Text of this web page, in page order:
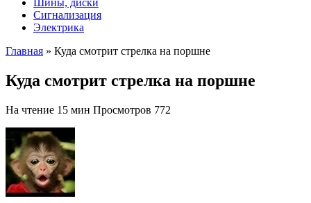
Шины, диски
Сигнализация
Электрика
Главная » Куда смотрит стрелка на поршне
Куда смотрит стрелка на поршне
На чтение 15 мин Просмотров 772